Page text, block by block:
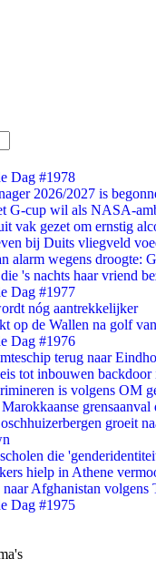
Dag #1978
2026/2027 is
G-cup wil als NASA-
vak gezet om ernstig
bij Duits vliegveld
alarm wegens droogte:
's nachts haar vriend
Dag #1977
nóg aantrekkelijker
op de Wallen na golf
Dag #1976
terug naar
tot inbouwen backdoor
is volgens OM
groeit
die
hielp in Athene
Afghanistan volgens
Dag #1975